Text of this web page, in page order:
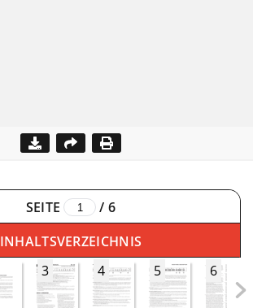
SEITE / 6
INHALTSVERZEICHNIS
3 4 5 6